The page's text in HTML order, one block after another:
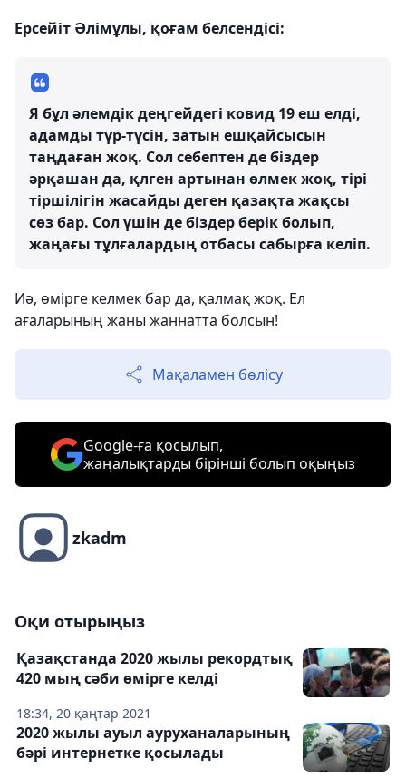
Ерсейіт Әлімұлы, қоғам белсендісі:
Я бұл әлемдік деңгейдегі ковид 19 еш елді,
адамды түр-түсін, затын ешқайсысын
таңдаған жоқ. Сол себептен де біздер
әрқашан да, қлген артынан өлмек жоқ, тірі
тіршілігін жасайды деген қазақта жақсы
сөз бар. Сол үшін де біздер берік болып,
жаңағы тұлғалардың отбасы сабырға келіп.
Иә, өмірге келмек бар да, қалмақ жоқ. Ел
ағаларының жаны жаннатта болсын!
Мақаламен бөлісу
Google-ға қосылып,
жаңалықтарды бірінші болып оқыңыз
zkadm
Оқи отырыңыз
18:34, 20 қаңтар 2021
Қазақстанда 2020 жылы рекордтық
420 мың сәби өмірге келді
2020 жылы ауыл ауруханаларының
бәрі интернетке қосылады